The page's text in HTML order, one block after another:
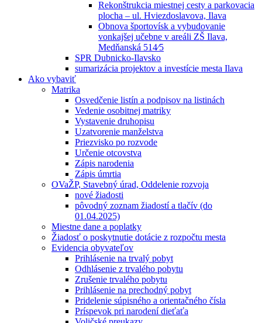
Rekonštrukcia miestnej cesty a parkovacia
plocha – ul. Hviezdoslavova, Ilava
Obnova športovísk a vybudovanie
vonkajšej učebne v areáli ZŠ Ilava,
Medňanská 514⁄5
SPR Dubnicko-Ilavsko
sumarizácia projektov a investície mesta Ilava
Ako vybaviť
Matrika
Osvedčenie listín a podpisov na listinách
Vedenie osobitnej matriky
Vystavenie druhopisu
Uzatvorenie manželstva
Priezvisko po rozvode
Určenie otcovstva
Zápis narodenia
Zápis úmrtia
OVaŽP, Stavebný úrad, Oddelenie rozvoja
nové žiadosti
pôvodný zoznam žiadostí a tlačív (do
01.04.2025)
Miestne dane a poplatky
Žiadosť o poskytnutie dotácie z rozpočtu mesta
Evidencia obyvateľov
Prihlásenie na trvalý pobyt
Odhlásenie z trvalého pobytu
Zrušenie trvalého pobytu
Prihlásenie na prechodný pobyt
Pridelenie súpisného a orientačného čísla
Príspevok pri narodení dieťaťa